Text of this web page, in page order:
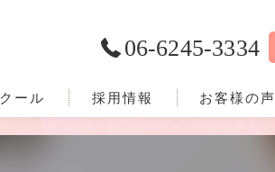
06-6245-3334
ール 採用情報 お客様の声